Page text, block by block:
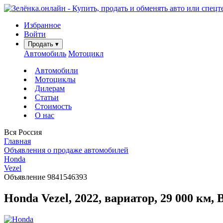
Избранное
Войти
Продать ▾
Автомобиль Мотоцикл
Автомобили
Мотоциклы
Дилерам
Статьи
Стоимость
О нас
Вся Россия
Главная
Объявления о продаже автомобилей
Honda
Vezel
Объявление 9841546393
Honda Vezel, 2022, вариатор, 29 000 км,